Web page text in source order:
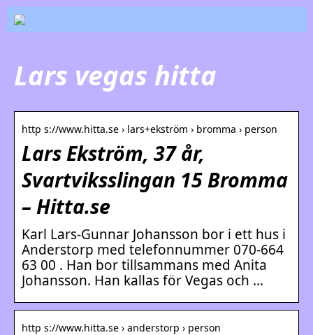
Lars vegas hitta
http s://www.hitta.se › lars+ekström › bromma › person
Lars Ekström, 37 år,
Svartviksslingan 15 Bromma
– Hitta.se
Karl Lars-Gunnar Johansson bor i ett hus i
Anderstorp med telefonnummer 070-664
63 00 . Han bor tillsammans med Anita
Johansson. Han kallas för Vegas och …
http s://www.hitta.se › anderstorp › person